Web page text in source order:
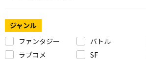
ジャンル
ファンタジー
バトル
ラブコメ
SF